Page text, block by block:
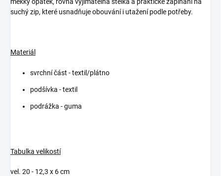
suchý zip, které usnadňuje obouvání i utažení podle potřeby.
Materiál
svrchní část - textil/plátno
podšívka - textil
podrážka - guma
Tabulka velikostí
vel. 20 - 12,3 x 6 cm